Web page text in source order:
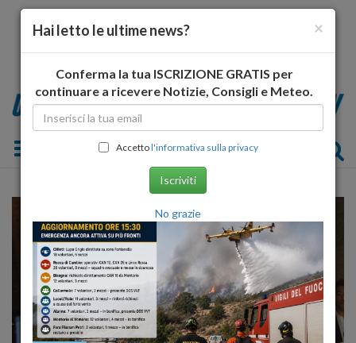
Toggle navigation
×
Hai letto le ultime news?
Conferma la tua ISCRIZIONE GRATIS per
continuare a ricevere Notizie, Consigli e Meteo.
Accettol'informativa sulla privacy
Iscriviti
No grazie